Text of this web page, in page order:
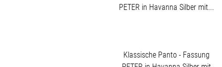
Klassische Panto - Fassung